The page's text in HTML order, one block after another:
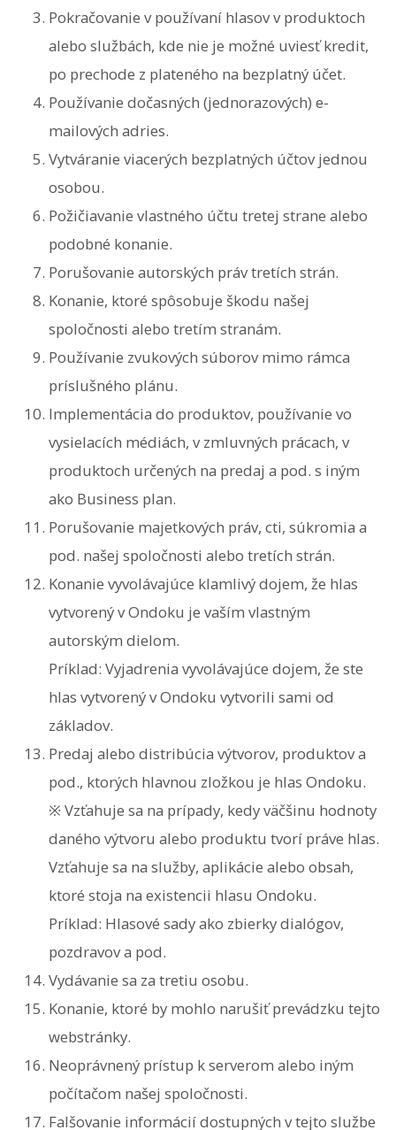
Pokračovanie v používaní hlasov v produktoch
alebo službách, kde nie je možné uviesť kredit,
po prechode z plateného na bezplatný účet.
Používanie dočasných (jednorazových) e-
mailových adries.
Vytváranie viacerých bezplatných účtov jednou
osobou.
Požičiavanie vlastného účtu tretej strane alebo
podobné konanie.
Porušovanie autorských práv tretích strán.
Konanie, ktoré spôsobuje škodu našej
spoločnosti alebo tretím stranám.
Používanie zvukových súborov mimo rámca
príslušného plánu.
Implementácia do produktov, používanie vo
vysielacích médiách, v zmluvných prácach, v
produktoch určených na predaj a pod. s iným
ako Business plan.
Porušovanie majetkových práv, cti, súkromia a
pod. našej spoločnosti alebo tretích strán.
Konanie vyvolávajúce klamlivý dojem, že hlas
vytvorený v Ondoku je vaším vlastným
autorským dielom.
Príklad: Vyjadrenia vyvolávajúce dojem, že ste
hlas vytvorený v Ondoku vytvorili sami od
základov.
Predaj alebo distribúcia výtvorov, produktov a
pod., ktorých hlavnou zložkou je hlas Ondoku.
※ Vzťahuje sa na prípady, kedy väčšinu hodnoty
daného výtvoru alebo produktu tvorí práve hlas.
Vzťahuje sa na služby, aplikácie alebo obsah,
ktoré stoja na existencii hlasu Ondoku.
Príklad: Hlasové sady ako zbierky dialógov,
pozdravov a pod.
Vydávanie sa za tretiu osobu.
Konanie, ktoré by mohlo narušiť prevádzku tejto
webstránky.
Neoprávnený prístup k serverom alebo iným
počítačom našej spoločnosti.
Falšovanie informácií dostupných v tejto službe